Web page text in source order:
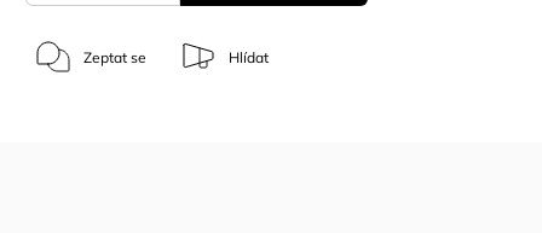
Zeptat se Hlídat